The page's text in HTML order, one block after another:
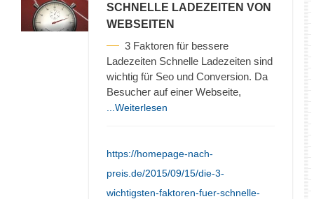
SCHNELLE LADEZEITEN VON
WEBSEITEN
3 Faktoren für bessere
Ladezeiten Schnelle Ladezeiten sind
wichtig für Seo und Conversion. Da
Besucher auf einer Webseite,
...Weiterlesen
https://homepage-nach-
preis.de/2015/09/15/die-3-
wichtigsten-faktoren-fuer-schnelle-